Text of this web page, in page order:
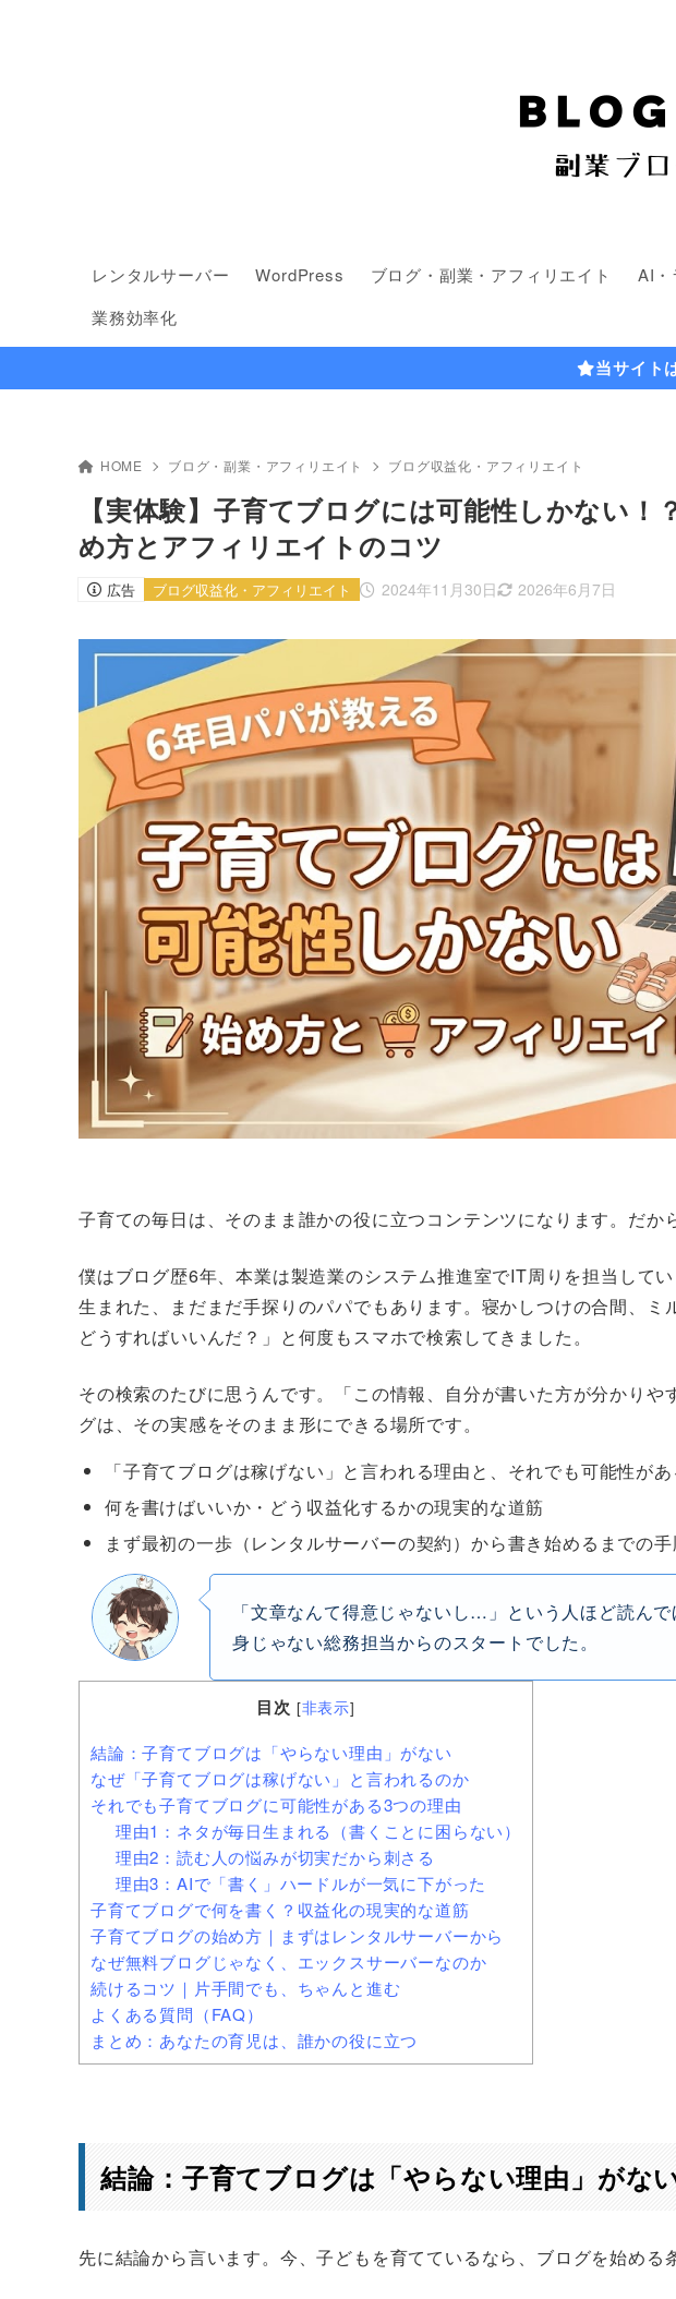
レンタルサーバー WordPress ブログ・副業・アフィリエイト AI・
業務効率化
当サイト
HOME ブログ・副業・アフィリエイト ブログ収益化・アフィリエイト
【実体験】子育てブログには可能性しかない
め方とアフィリエイトのコツ
広告 2024年11月30日 2026年6月7日
ブログ収益化・アフィリエイト
子育ての毎日は、そのまま誰かの役に立つコンテンツになります。だか
僕はブログ歴6年、本業は製造業のシステム推進室でIT周りを担当して
生まれた、まだまだ手探りのパパでもあります。寝かしつけの合間、ミ
どうすればいいんだ？」と何度もスマホで検索してきました。
その検索のたびに思うんです。「この情報、自分が書いた方が分かりや
グは、その実感をそのまま形にできる場所です。
「子育てブログは稼げない」と言われる理由と、それでも可能性が
何を書けばいいか・どう収益化するかの現実的な道筋
まず最初の一歩（レンタルサーバーの契約）から書き始めるまでの
「文章なんて得意じゃないし…」という人ほど読ん
身じゃない総務担当からのスタートでした。
目次 [非表示]
結論：子育てブログは「やらない理由」がない
なぜ「子育てブログは稼げない」と言われるのか
それでも子育てブログに可能性がある3つの理由
理由1：ネタが毎日生まれる（書くことに困らない）
理由2：読む人の悩みが切実だから刺さる
理由3：AIで「書く」ハードルが一気に下がった
子育てブログで何を書く？収益化の現実的な道筋
子育てブログの始め方｜まずはレンタルサーバーから
なぜ無料ブログじゃなく、エックスサーバーなのか
続けるコツ｜片手間でも、ちゃんと進む
よくある質問（FAQ）
まとめ：あなたの育児は、誰かの役に立つ
結論：子育てブログは「やらない理由」がな
先に結論から言います。今、子どもを育てているなら、ブログを始める